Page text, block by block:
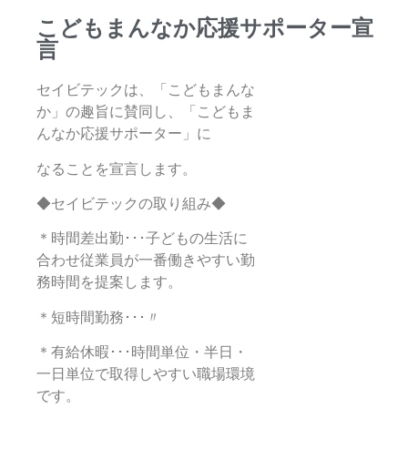
こどもまんなか応援サポーター宣
言
セイビテックは、「こどもまんな
か」の趣旨に賛同し、「こどもま
んなか応援サポーター」に
なることを宣言します。
◆セイビテックの取り組み◆
＊時間差出勤･･･子どもの生活に
合わせ従業員が一番働きやすい勤
務時間を提案します。
＊短時間勤務･･･〃
＊有給休暇･･･時間単位・半日・
一日単位で取得しやすい職場環境
です。